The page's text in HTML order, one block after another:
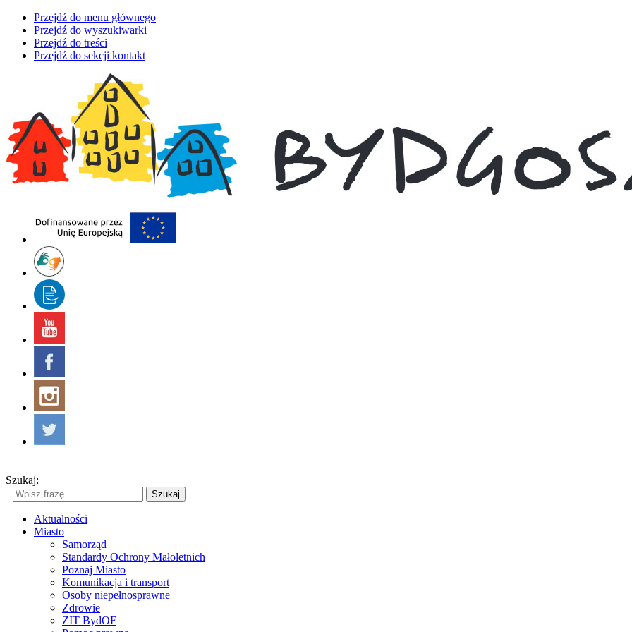
Przejdź do menu głównego
Przejdź do wyszukiwarki
Przejdź do treści
Przejdź do sekcji kontakt
Szukaj:
Szukaj
Aktualności
Miasto
Samorząd
Standardy Ochrony Małoletnich
Poznaj Miasto
Komunikacja i transport
Osoby niepełnosprawne
Zdrowie
ZIT BydOF